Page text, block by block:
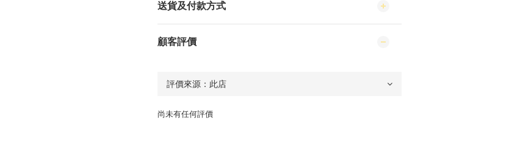
送貨及付款方式
顧客評價
尚未有任何評價